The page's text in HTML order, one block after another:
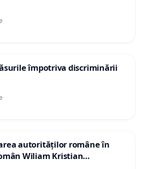
împotriva discriminării
autorităților române în
Wiliam Kristian